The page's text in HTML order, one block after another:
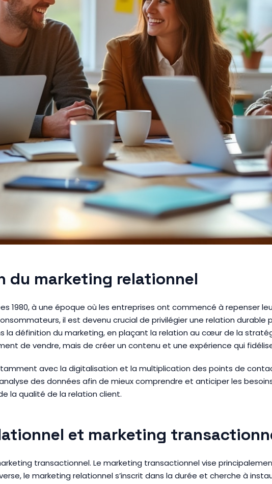
du marketing relationnel
1980, à une époque où les entreprises ont commencé à repenser
il est devenu crucial de privilégier une relation durable
définition du marketing, en plaçant la relation au cœur de la
de vendre, mais de créer un contenu et une expérience qui
avec la digitalisation et la multiplication des points de
des données afin de mieux comprendre et anticiper les
la qualité de la relation client.
et marketing
transactionnel. Le marketing transactionnel vise
le marketing relationnel s’inscrit dans la durée et cherche à